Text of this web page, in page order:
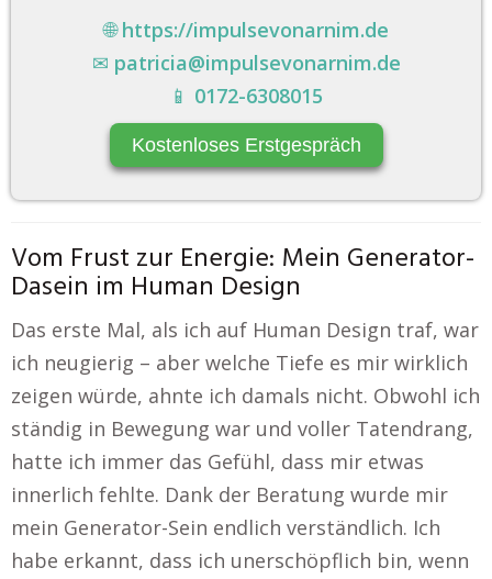
🌐https://impulsevonarnim.de
✉ patricia@impulsevonarnim.de
📱 0172-6308015
Kostenloses Erstgespräch
Vom Frust zur Energie: Mein Generator-
Dasein im Human Design
Das erste Mal, als ich auf Human Design traf, war
ich neugierig – aber welche Tiefe es mir wirklich
zeigen würde, ahnte ich damals nicht. Obwohl ich
ständig in Bewegung war und voller Tatendrang,
hatte ich immer das Gefühl, dass mir etwas
innerlich fehlte. Dank der Beratung wurde mir
mein Generator-Sein endlich verständlich. Ich
habe erkannt, dass ich unerschöpflich bin, wenn